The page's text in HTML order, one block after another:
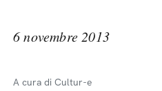
6 novembre 2013
A cura di Cultur-e